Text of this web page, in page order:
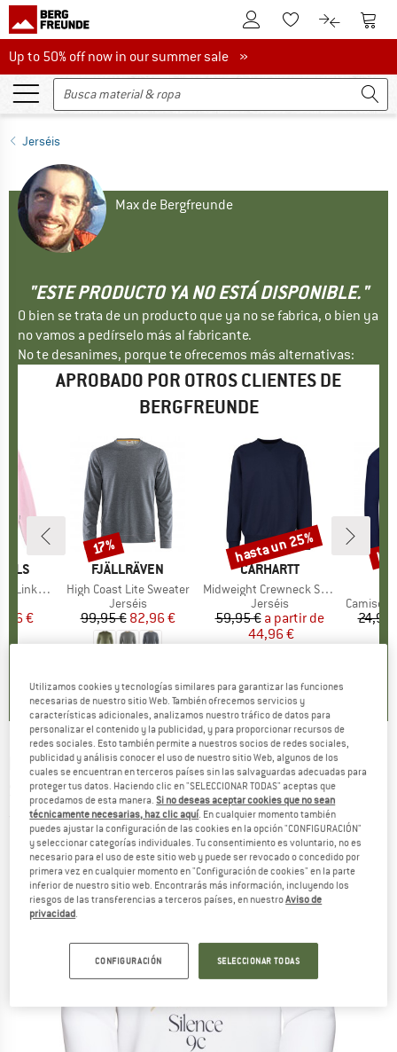
A la cuenta de cliente
A la lista de
A la A la
Up to 50% off now in our summer sale
Up to 50% off now in our summer sale »
Jerséis
Max de Bergfreunde
"ESTE PRODUCTO YA NO ESTÁ DISPONIBLE."
O bien se trata de un producto que ya no se fabrica, o bien ya
no vamos a pedírselo más al fabricante.
No te desanimes, porque te ofrecemos más alternativas:
APROBADO POR OTROS CLIENTES DE
BERGFREUNDE
Links
reducido
€
MARCA
FJÄLLRÄVEN
Artículo
High Coast Lite Sweater
Product group
Jerséis
Precio
99,95 € Precio reducido
82,96 €
Descuento
17%
MARCA
CARHARTT
Artículo
Midweight Crewneck Sweatshirt
Product group
Jerséis
Precio
59,95 € Precio reducido
a partir de
44,96 €
5,0 1
Descuento
hasta un 25%
Product
24,95
MAMMUT -Adam Ondra Midlayer Crew Neck
Se - Jerséis
(0)
Utilizamos cookies y tecnologías similares para garantizar las funciones
necesarias de nuestro sitio Web. También ofrecemos servicios y
características adicionales, analizamos nuestro tráfico de datos para
personalizar el contenido y la publicidad, y para proporcionar recursos de
redes sociales. Esto también permite a nuestros socios de redes sociales,
publicidad y análisis conocer el uso de nuestro sitio Web, algunos de los
cuales se encuentran en terceros países sin las salvaguardas adecuadas para
proteger tus datos. Haciendo clic en "SELECCIONAR TODAS" aceptas que
procedamos de esta manera.Si no deseas aceptar cookies que no sean
técnicamente necesarias, haz clic aquí. En cualquier momento también
puedes ajustar la configuración de las cookies en la opción "CONFIGURACIÓN"
y seleccionar categorías individuales. Tu consentimiento es voluntario, no es
necesario para el uso de este sitio web y puede ser revocado o concedido por
primera vez en cualquier momento en "Configuración de cookies" en la parte
inferior de nuestro sitio web. Encontrarás más información, incluyendo los
riesgos de las transferencias a terceros países, en nuestroAviso de
privacidad
CONFIGURACIÓN SELECCIONAR TODAS